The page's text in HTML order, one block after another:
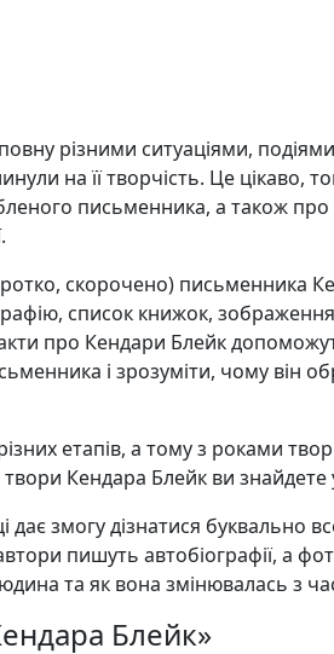
різними ситуаціями,
на її творчість. Це цікаво,
письменника, а також
скорочено) письменника
список книжок, зображення
про Кендари Блейк
і зрозуміти, чому він
етапів, а тому з роками
твори Кендара Блейк ви знайдете
дає змогу дізнатися буквально
пишуть автобіографії, а
та як вона змінювалась з
Блейк»